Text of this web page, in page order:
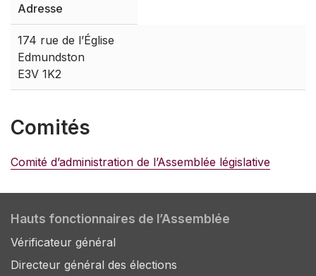
Adresse
174 rue de l’Église
Edmundston
E3V 1K2
Comités
Comité d’administration de l’Assemblée législative
Hauts fonctionnaires de l’Assemblée
Vérificateur général
Directeur général des élections